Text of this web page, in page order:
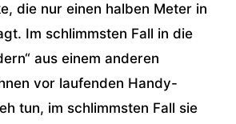
die nur einen halben Meter in
Im schlimmsten Fall in die
aus einem anderen
vor laufenden Handy-
tun, im schlimmsten Fall sie